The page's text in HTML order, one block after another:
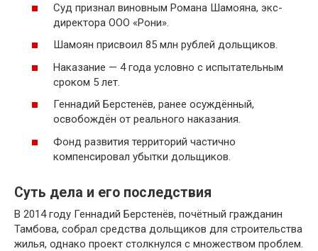
Суд признал виновным Романа Шамояна, экс-
директора ООО «Рони».
Шамоян присвоил 85 млн рублей дольщиков.
Наказание — 4 года условно с испытательным
сроком 5 лет.
Геннадий Берстенёв, ранее осуждённый,
освобождён от реального наказания.
Фонд развития территорий частично
компенсировал убытки дольщиков.
Суть дела и его последствия
В 2014 году Геннадий Берстенёв, почётный гражданин
Тамбова, собрал средства дольщиков для строительства
жилья, однако проект столкнулся с множеством проблем.